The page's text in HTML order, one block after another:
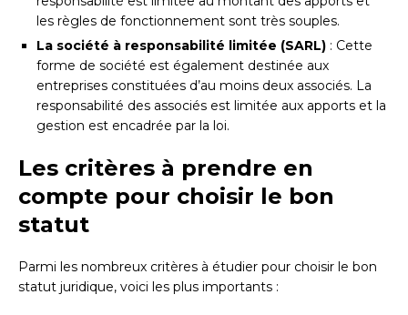
les règles de fonctionnement sont très souples.
La société à responsabilité limitée (SARL) : Cette
forme de société est également destinée aux
entreprises constituées d’au moins deux associés. La
responsabilité des associés est limitée aux apports et la
gestion est encadrée par la loi.
Les critères à prendre en
compte pour choisir le bon
statut
Parmi les nombreux critères à étudier pour choisir le bon
statut juridique, voici les plus importants :